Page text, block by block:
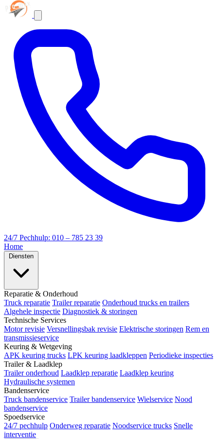
24/7 Pechhulp: 010 – 785 23 39
Home
Reparatie & Onderhoud
Truck reparatie Trailer reparatie Onderhoud trucks en trailers
Algehele inspectie Diagnostiek & storingen
Technische Services
Motor revisie Versnellingsbak revisie Elektrische storingen Rem en
transmissieservice
Keuring & Wetgeving
APK keuring trucks LPK keuring laadkleppen Periodieke inspecties
Trailer & Laadklep
Trailer onderhoud Laadklep reparatie Laadklep keuring
Hydraulische systemen
Bandenservice
Truck bandenservice Trailer bandenservice Wielservice Nood
bandenservice
Spoedservice
24/7 pechhulp Onderweg reparatie Noodservice trucks Snelle
interventie